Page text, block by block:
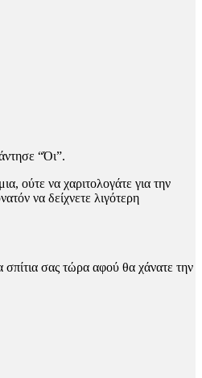
“Όι”.
ούτε να χαριτολογάτε για την
να δείχνετε λιγότερη
σας τώρα αφού θα χάνατε την